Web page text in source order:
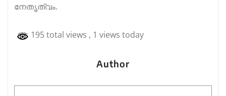
നേതൃത്വം.
195 total views , 1 views today
Author